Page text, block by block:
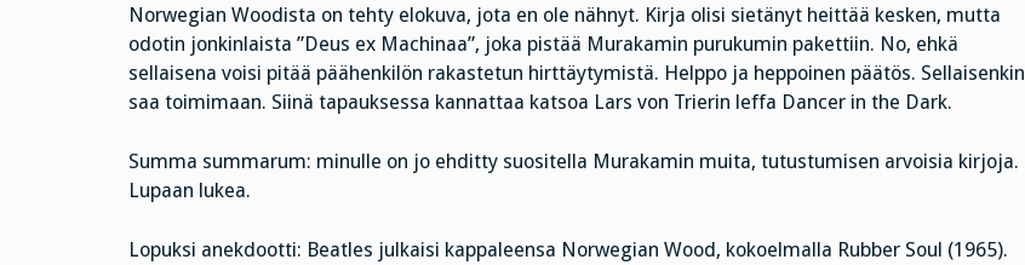
Norwegian Woodista on tehty elokuva, jota en ole nähnyt. Kirja olisi sietänyt heittää kesken, mutta
odotin jonkinlaista ”Deus ex Machinaa”, joka pistää Murakamin purukumin pakettiin. No, ehkä
sellaisena voisi pitää päähenkilön rakastetun hirttäytymistä. Helppo ja heppoinen päätös. Sellaisenkin
saa toimimaan. Siinä tapauksessa kannattaa katsoa Lars von Trierin leffa Dancer in the Dark.
Summa summarum: minulle on jo ehditty suositella Murakamin muita, tutustumisen arvoisia kirjoja.
Lupaan lukea.
Lopuksi anekdootti: Beatles julkaisi kappaleensa Norwegian Wood, kokoelmalla Rubber Soul (1965).